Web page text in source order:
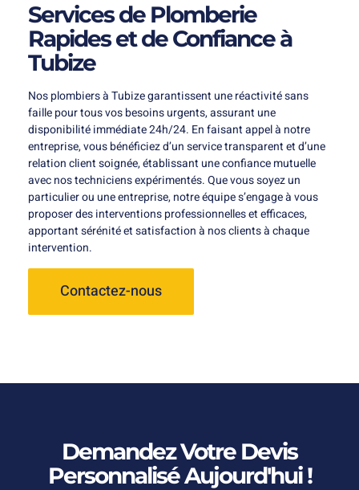
Services de Plomberie
Rapides et de Confiance à
Tubize
Nos plombiers à Tubize garantissent une réactivité sans
faille pour tous vos besoins urgents, assurant une
disponibilité immédiate 24h/24. En faisant appel à notre
entreprise, vous bénéficiez d’un service transparent et d’une
relation client soignée, établissant une confiance mutuelle
avec nos techniciens expérimentés. Que vous soyez un
particulier ou une entreprise, notre équipe s’engage à vous
proposer des interventions professionnelles et efficaces,
apportant sérénité et satisfaction à nos clients à chaque
intervention.
Contactez-nous
Demandez Votre Devis
Personnalisé Aujourd'hui !